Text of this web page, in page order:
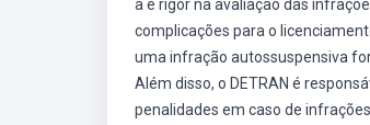
a e rigor na avaliação das
complicações para o
uma infração autossuspensiva
Além disso, o DETRAN é
penalidades em caso de